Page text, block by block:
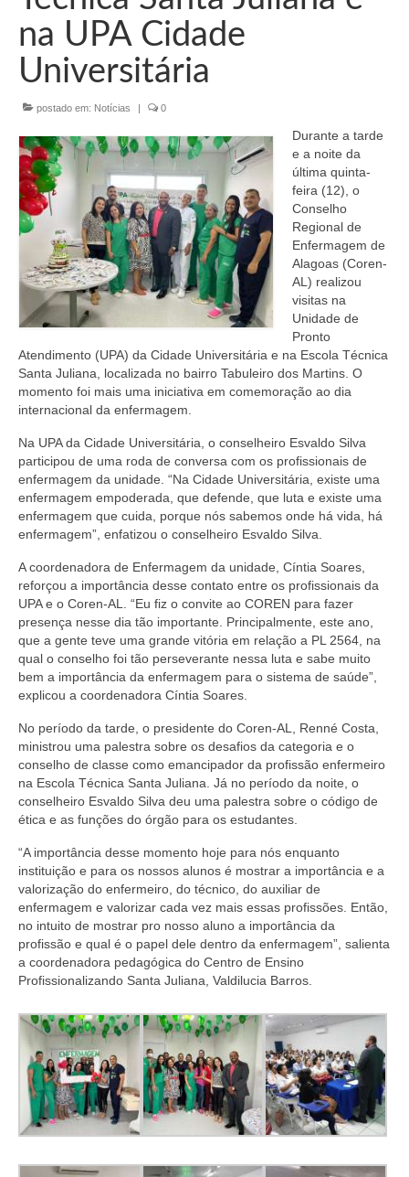
Conselheiros e Diretoria
Câmaras Técnicas
Carta de Serviços ao Cidadão
Governança
Transparência e Prestação de Contas
Eleições
Eleições Triênio 2027-2029
Eleições 2023
Agenda do presidente
Editais e licitação
Eleições
Fiscalização
Responsabilidade Técnica
Legislações
Decisões
Portarias
Resoluções
Processos Éticos
Censura Pública
Suspensão do Exercício Profissional
Para Você
Procedimento para registro
Clube de Vantagens
Valores dos serviços
Reserva de auditório
Notícias
Ouvidoria
Contatos
Fale Conosco
na UPA Cidade
Universitária
postado em: Notícias | 0
Durante a tarde
e a noite da
última quinta-
feira (12), o
Conselho
Regional de
Enfermagem de
Alagoas (Coren-
AL) realizou
visitas na
Unidade de
Pronto
Atendimento (UPA) da Cidade Universitária e na Escola Técnica
Santa Juliana, localizada no bairro Tabuleiro dos Martins. O
momento foi mais uma iniciativa em comemoração ao dia
internacional da enfermagem.
Na UPA da Cidade Universitária, o conselheiro Esvaldo Silva
participou de uma roda de conversa com os profissionais de
enfermagem da unidade. “Na Cidade Universitária, existe uma
enfermagem empoderada, que defende, que luta e existe uma
enfermagem que cuida, porque nós sabemos onde há vida, há
enfermagem”, enfatizou o conselheiro Esvaldo Silva.
A coordenadora de Enfermagem da unidade, Cíntia Soares,
reforçou a importância desse contato entre os profissionais da
UPA e o Coren-AL. “Eu fiz o convite ao COREN para fazer
presença nesse dia tão importante. Principalmente, este ano,
que a gente teve uma grande vitória em relação a PL 2564, na
qual o conselho foi tão perseverante nessa luta e sabe muito
bem a importância da enfermagem para o sistema de saúde”,
explicou a coordenadora Cíntia Soares.
No período da tarde, o presidente do Coren-AL, Renné Costa,
ministrou uma palestra sobre os desafios da categoria e o
conselho de classe como emancipador da profissão enfermeiro
na Escola Técnica Santa Juliana. Já no período da noite, o
conselheiro Esvaldo Silva deu uma palestra sobre o código de
ética e as funções do órgão para os estudantes.
“A importância desse momento hoje para nós enquanto
instituição e para os nossos alunos é mostrar a importância e a
valorização do enfermeiro, do técnico, do auxiliar de
enfermagem e valorizar cada vez mais essas profissões. Então,
no intuito de mostrar pro nosso aluno a importância da
profissão e qual é o papel dele dentro da enfermagem”, salienta
a coordenadora pedagógica do Centro de Ensino
Profissionalizando Santa Juliana, Valdilucia Barros.